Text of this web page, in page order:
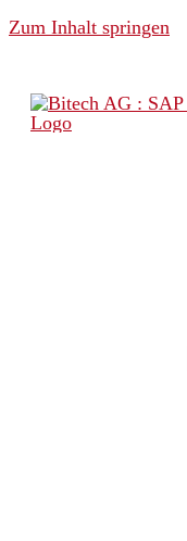
Zum Inhalt springen